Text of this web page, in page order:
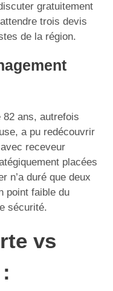
gratuitement
trois devis
de la région.
82 ans, autrefois
a pu redécouvrir
receveur
placées
n’a duré que deux
point faible du
sécurité.
vs